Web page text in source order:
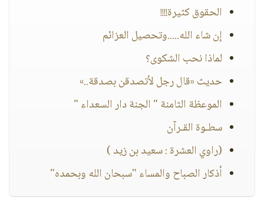
الحقوق كثيرة!!!!
إن شاء الله.....وتحصيل العزائم
لماذا نحب الشكوى؟
حديث «قال رجل لأتصدقن بصدقة..»
الموعظة الثامنة " الجنة دار السعداء "
سطـوة القـرآن
(راوي العشرة : سعيد بن زيد )
أذكار الصباح والمساء "سبحان الله وبحمده"